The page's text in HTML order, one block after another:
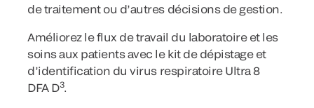
de traitement ou d’autres décisions de gestion.
Améliorez le flux de travail du laboratoire et les
soins aux patients avec le kit de dépistage et
d’identification du virus respiratoire Ultra 8
DFA D3.